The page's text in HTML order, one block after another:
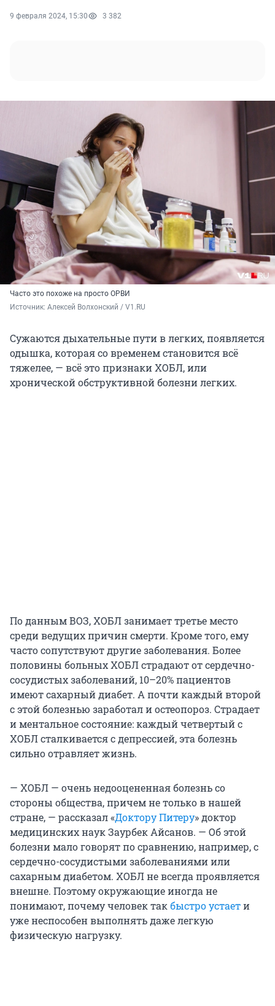
9 февраля 2024, 15:30 3 382
Часто это похоже на просто ОРВИ
Источник: Алексей Волхонский / V1.RU
Сужаются дыхательные пути в легких, появляется
одышка, которая со временем становится всё
тяжелее, — всё это признаки ХОБЛ, или
хронической обструктивной болезни легких.
По данным ВОЗ, ХОБЛ занимает третье место
среди ведущих причин смерти. Кроме того, ему
часто сопутствуют другие заболевания. Более
половины больных ХОБЛ страдают от сердечно-
сосудистых заболеваний, 10–20% пациентов
имеют сахарный диабет. А почти каждый второй
с этой болезнью заработал и остеопороз. Страдает
и ментальное состояние: каждый четвертый с
ХОБЛ сталкивается с депрессией, эта болезнь
сильно отравляет жизнь.
— ХОБЛ — очень недооцененная болезнь со
стороны общества, причем не только в нашей
стране, — рассказал «Доктору Питеру» доктор
медицинских наук Заурбек Айсанов. — Об этой
болезни мало говорят по сравнению, например, с
сердечно-сосудистыми заболеваниями или
сахарным диабетом. ХОБЛ не всегда проявляется
внешне. Поэтому окружающие иногда не
понимают, почему человек такбыстро устаети
уже неспособен выполнять даже легкую
физическую нагрузку.